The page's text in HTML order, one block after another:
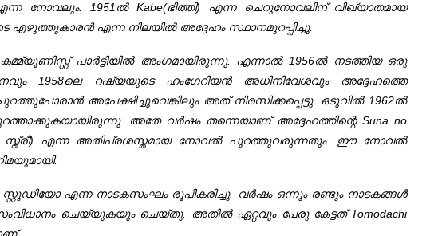
നോവലും. 1951ൽ Kabe(ഭിത്തി) എന്ന ചെറുനോവലിന്‌ വിഖ്യാതമായ
എഴുത്തുകാരൻ എന്ന നിലയിൽ അദ്ദേഹം സ്ഥാനമുറപ്പിച്ചു.
പാർട്ടിയിൽ അംഗമായിരുന്നു. എന്നാൽ 1956ൽ നടത്തിയ ഒരു
1958ലെ റഷ്യയുടെ ഹംഗേറിയൻ അധിനിവേശവും അദ്ദേഹത്തെ
പുറത്തുപോരാൻ അപേക്ഷിച്ചുവെങ്കിലും അത് നിരസിക്കപ്പെട്ടു. ഒടുവിൽ 1962ൽ
അതേ വർഷം തന്നെയാണ്‌ അദ്ദേഹത്തിന്റെ Suna no
സ്ത്രീ) എന്ന അതിപ്രശസ്തമായ നോവൽ പുറത്തുവരുന്നതും. ഈ നോവൽ
എന്ന നാടകസംഘം രൂപീകരിച്ചു. വർഷം ഒന്നും രണ്ടും നാടകങ്ങൾ
ചെയ്യുകയും ചെയ്തു. അതിൽ ഏറ്റവും പേരു കേട്ടത് Tomodachi